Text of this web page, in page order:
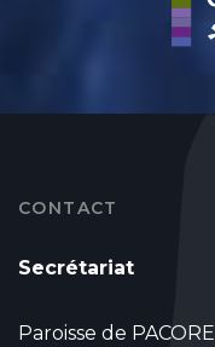
CONTACT
Secrétariat
Paroisse de PACORE